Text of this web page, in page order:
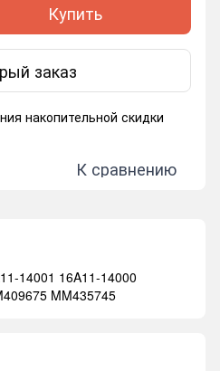
Купить
заказ
накопительной скидки
К сравнению
14001 16A11-14000
MM435745